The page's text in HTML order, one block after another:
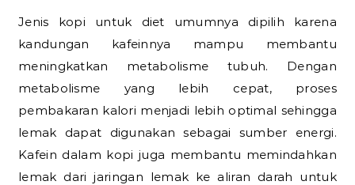
Jenis kopi untuk diet umumnya dipilih karena
kandungan kafeinnya mampu membantu
meningkatkan metabolisme tubuh. Dengan
metabolisme yang lebih cepat, proses
pembakaran kalori menjadi lebih optimal sehingga
lemak dapat digunakan sebagai sumber energi.
Kafein dalam kopi juga membantu memindahkan
lemak dari jaringan lemak ke aliran darah untuk